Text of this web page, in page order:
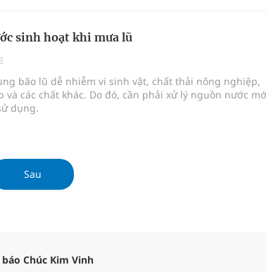
sinh hoạt khi mưa lũ
bão lũ dễ nhiễm vi sinh vật, chất thải nông nghiệp,
và các chất khác. Do đó, cần phải xử lý nguồn nước
dụng.
Sau
báo Chúc Kim Vinh